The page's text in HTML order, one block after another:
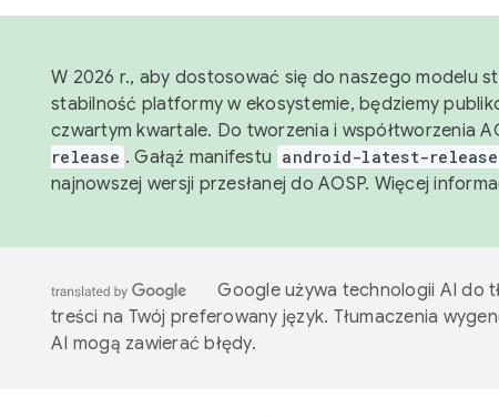
W 2026 r., aby dostosować się do naszego modelu
stabilność platformy w ekosystemie, będziemy
czwartym kwartale. Do tworzenia i współtworzenia
release . Gałąź manifestu android-latest-release
najnowszej wersji przesłanej do AOSP. Więcej
Google używa technologii AI do
treści na Twój preferowany język. Tłumaczenia
AI mogą zawierać błędy.